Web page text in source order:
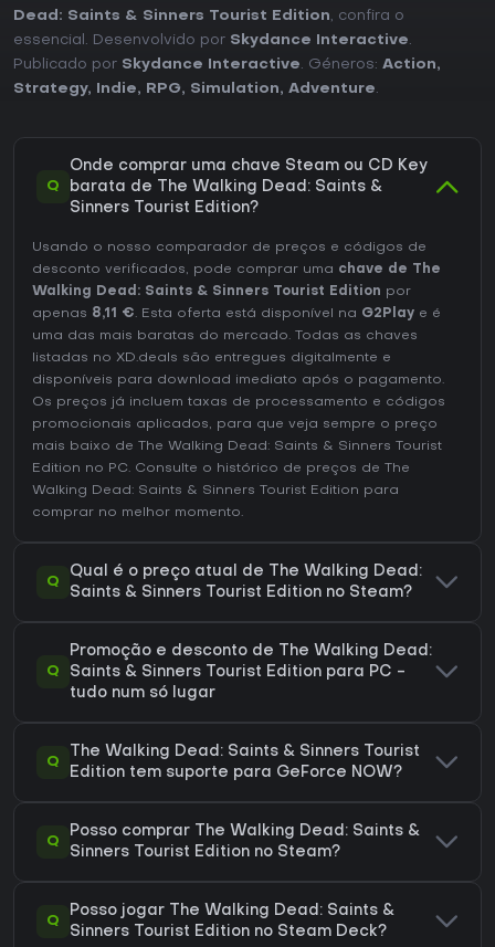
Dead: Saints & Sinners Tourist Edition, confira o
essencial. Desenvolvido por Skydance Interactive.
Publicado por Skydance Interactive. Géneros: Action,
Strategy, Indie, RPG, Simulation, Adventure.
Q
Onde comprar uma chave Steam ou CD Key
barata de The Walking Dead: Saints &
Sinners Tourist Edition?
Usando o nosso comparador de preços e códigos de
desconto verificados, pode comprar uma chave de The
Walking Dead: Saints & Sinners Tourist Edition por
apenas 8,11 €. Esta oferta está disponível na G2Play e é
uma das mais baratas do mercado. Todas as chaves
listadas no XD.deals são entregues digitalmente e
disponíveis para download imediato após o pagamento.
Os preços já incluem taxas de processamento e códigos
promocionais aplicados, para que veja sempre o preço
mais baixo de The Walking Dead: Saints & Sinners Tourist
Edition no PC. Consulte o histórico de preços de The
Walking Dead: Saints & Sinners Tourist Edition para
comprar no melhor momento.
Q
Qual é o preço atual de The Walking Dead:
Saints & Sinners Tourist Edition no Steam?
Q
Promoção e desconto de The Walking Dead:
Saints & Sinners Tourist Edition para PC -
tudo num só lugar
Q
The Walking Dead: Saints & Sinners Tourist
Edition tem suporte para GeForce NOW?
Q
Posso comprar The Walking Dead: Saints &
Sinners Tourist Edition no Steam?
Q
Posso jogar The Walking Dead: Saints &
Sinners Tourist Edition no Steam Deck?